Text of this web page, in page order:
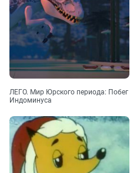
ЛЕГО. Мир Юрского периода: Побег
Индоминуса